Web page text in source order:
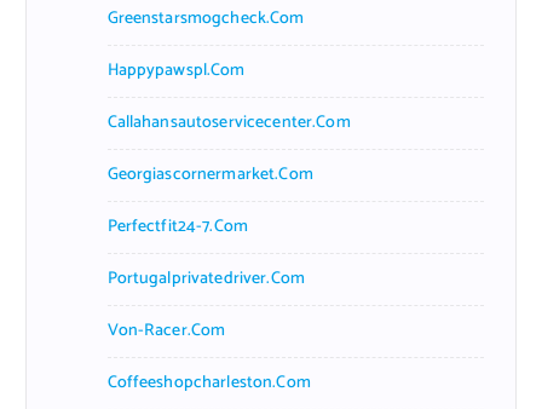
Greenstarsmogcheck.com
Happypawspl.com
Callahansautoservicecenter.com
Georgiascornermarket.com
Perfectfit24-7.com
Portugalprivatedriver.com
Von-Racer.com
Coffeeshopcharleston.com